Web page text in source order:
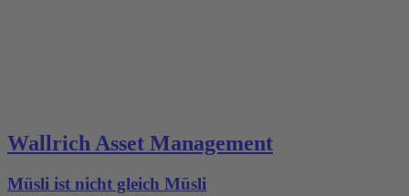
Wallrich Asset Management
Müsli ist nicht gleich Müsli